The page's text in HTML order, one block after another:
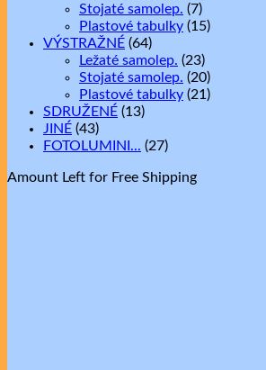
Stojaté samolep. (7)
Plastové tabulky (15)
VÝSTRAŽNÉ (64)
Ležaté samolep. (23)
Stojaté samolep. (20)
Plastové tabulky (21)
SDRUŽENÉ (13)
JINÉ (43)
FOTOLUMINI... (27)
Amount Left for Free Shipping